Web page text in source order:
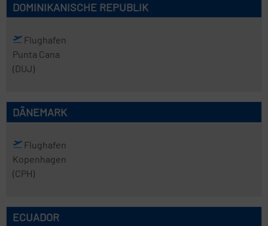
DOMINIKANISCHE REPUBLIK
Flughafen
Punta Cana
(DUJ)
DÄNEMARK
Flughafen
Kopenhagen
(CPH)
ECUADOR